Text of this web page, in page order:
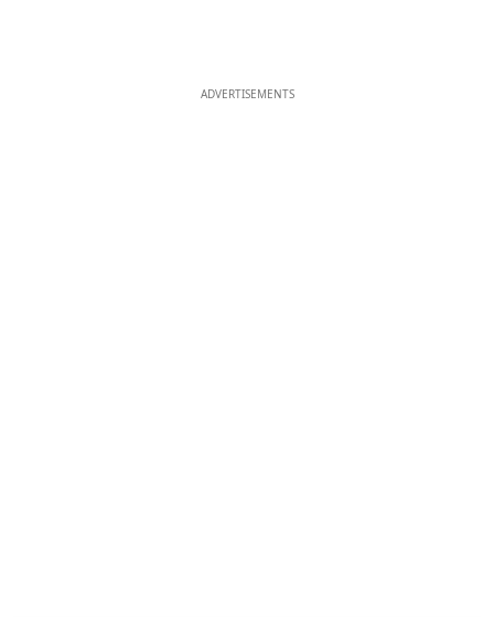
ADVERTISEMENTS